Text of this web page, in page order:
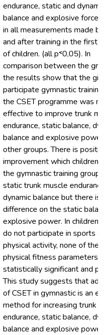
endurance, static and
balance and explosive force
in all measurements made
and after training in the first
of children. (all p˂0,05). In
comparison between the
the results show that the
participate gymnastic
the CSET programme was
effective to improve trunk
endurance, static balance,
balance and explosive
other groups. There is
improvement which children
the gymnastic training group
static trunk muscle
dynamic balance but there is
difference on the static
explosive power. In children
do not participate in sports
physical activity, none of the
physical fitness parameters
statistically significant and
This study suggests that
of CSET in gymnastic is an
method for increasing trunk
endurance, static balance,
balance and explosive power